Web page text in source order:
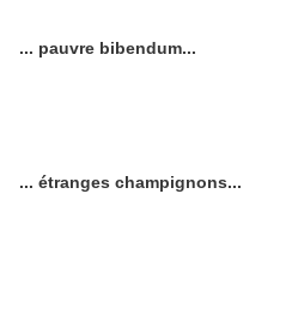
... pauvre bibendum...
... étranges champignons...